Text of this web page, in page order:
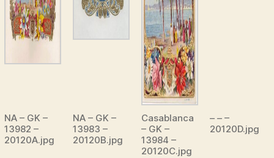
NA – GK –
13982 –
20120A.jpg
NA – GK –
13983 –
20120B.jpg
Casablanca
– GK –
13984 –
20120C.jpg
– – –
20120D.jpg